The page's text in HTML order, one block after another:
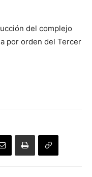
del complejo
por orden del Tercer